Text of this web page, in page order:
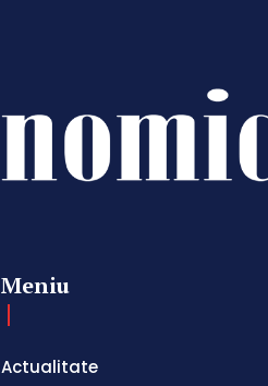
Meniu
Actualitate